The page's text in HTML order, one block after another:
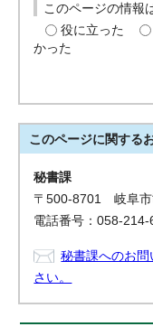
このページの情報
役に立った
かった
このページに関する
秘書課
〒500-8701 岐阜
電話番号：058-
秘書課へのお
さい。